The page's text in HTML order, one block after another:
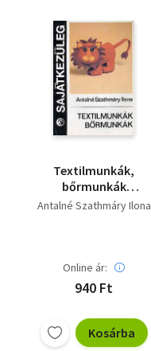
Textilmunkák,
bőrmunkák
(Sajátkezűleg)
Antalné Szathmáry Ilona
Online ár:
940 Ft
Kosárba